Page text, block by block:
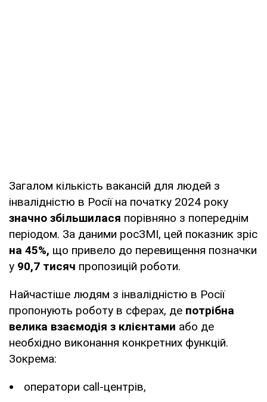
Загалом кількість вакансій для людей з
інвалідністю в Росії на початку 2024 року
значно збільшилася порівняно з попереднім
періодом. За даними росЗМІ, цей показник зріс
на 45%, що привело до перевищення позначки
у 90,7 тисяч пропозицій роботи.
Найчастіше людям з інвалідністю в Росії
пропонують роботу в сферах, де потрібна
велика взаємодія з клієнтами або де
необхідно виконання конкретних функцій.
Зокрема:
оператори call-центрів,